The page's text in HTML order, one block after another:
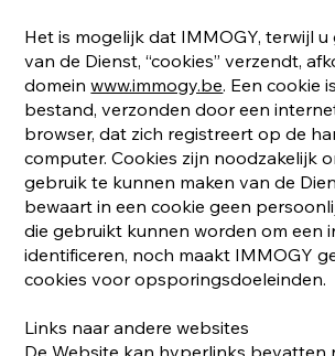
Het is mogelijk dat IMMOGY, terwijl
van de Dienst, “cookies” verzendt,
domeinwww.immogy.be. Een cookie
bestand, verzonden door een
browser, dat zich registreert op de
computer. Cookies zijn noodzakelijk
gebruik te kunnen maken van de
bewaart in een cookie geen
die gebruikt kunnen worden om een
identificeren, noch maakt IMMOGY
cookies voor opsporingsdoeleinden.
Links naar andere websites
De Website kan hyperlinks bevatten